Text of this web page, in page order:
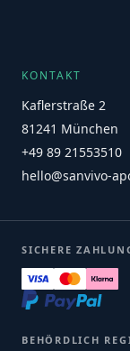
KONTAKT
Kaflerstraße 2
81241 München
+49 89 21553510
hello@sanvivo-
SICHERE
BEHÖRDLICH